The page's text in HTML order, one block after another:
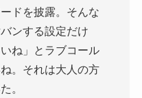
ドを披露。そんな
ンする設定だけ
ね」とラブコール
。それは大人の方
。